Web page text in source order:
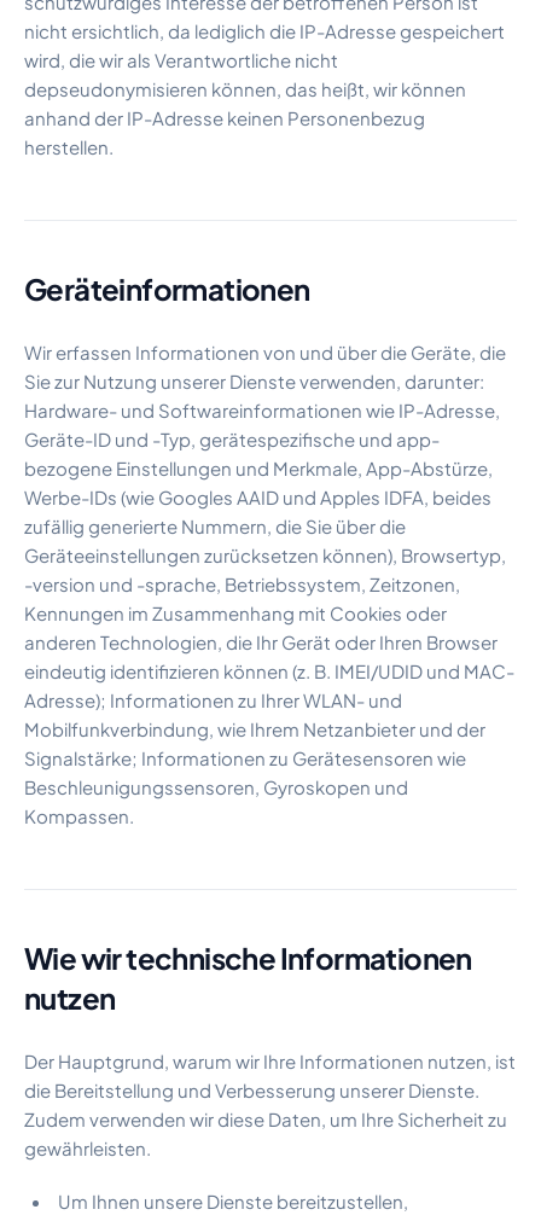
nicht ersichtlich, da lediglich die IP-Adresse gespeichert
wird, die wir als Verantwortliche nicht
depseudonymisieren können, das heißt, wir können
anhand der IP-Adresse keinen Personenbezug
herstellen.
Geräteinformationen
Wir erfassen Informationen von und über die Geräte, die
Sie zur Nutzung unserer Dienste verwenden, darunter:
Hardware- und Softwareinformationen wie IP-Adresse,
Geräte-ID und -Typ, gerätespezifische und app-
bezogene Einstellungen und Merkmale, App-Abstürze,
Werbe-IDs (wie Googles AAID und Apples IDFA, beides
zufällig generierte Nummern, die Sie über die
Geräteeinstellungen zurücksetzen können), Browsertyp,
-version und -sprache, Betriebssystem, Zeitzonen,
Kennungen im Zusammenhang mit Cookies oder
anderen Technologien, die Ihr Gerät oder Ihren Browser
eindeutig identifizieren können (z. B. IMEI/UDID und MAC-
Adresse); Informationen zu Ihrer WLAN- und
Mobilfunkverbindung, wie Ihrem Netzanbieter und der
Signalstärke; Informationen zu Gerätesensoren wie
Beschleunigungssensoren, Gyroskopen und
Kompassen.
Wie wir technische Informationen
nutzen
Der Hauptgrund, warum wir Ihre Informationen nutzen, ist
die Bereitstellung und Verbesserung unserer Dienste.
Zudem verwenden wir diese Daten, um Ihre Sicherheit zu
gewährleisten.
Um Ihnen unsere Dienste bereitzustellen,